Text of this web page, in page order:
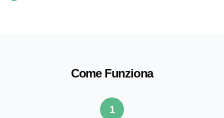
Come Funziona
1